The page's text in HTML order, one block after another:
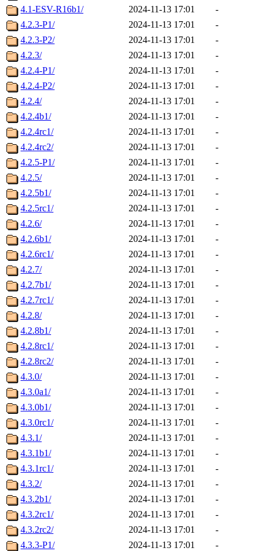
4.1-ESV-R16b1/
2024-11-13 17:01
-
4.2.3-P1/
2024-11-13 17:01
-
4.2.3-P2/
2024-11-13 17:01
-
4.2.3/
2024-11-13 17:01
-
4.2.4-P1/
2024-11-13 17:01
-
4.2.4-P2/
2024-11-13 17:01
-
4.2.4/
2024-11-13 17:01
-
4.2.4b1/
2024-11-13 17:01
-
4.2.4rc1/
2024-11-13 17:01
-
4.2.4rc2/
2024-11-13 17:01
-
4.2.5-P1/
2024-11-13 17:01
-
4.2.5/
2024-11-13 17:01
-
4.2.5b1/
2024-11-13 17:01
-
4.2.5rc1/
2024-11-13 17:01
-
4.2.6/
2024-11-13 17:01
-
4.2.6b1/
2024-11-13 17:01
-
4.2.6rc1/
2024-11-13 17:01
-
4.2.7/
2024-11-13 17:01
-
4.2.7b1/
2024-11-13 17:01
-
4.2.7rc1/
2024-11-13 17:01
-
4.2.8/
2024-11-13 17:01
-
4.2.8b1/
2024-11-13 17:01
-
4.2.8rc1/
2024-11-13 17:01
-
4.2.8rc2/
2024-11-13 17:01
-
4.3.0/
2024-11-13 17:01
-
4.3.0a1/
2024-11-13 17:01
-
4.3.0b1/
2024-11-13 17:01
-
4.3.0rc1/
2024-11-13 17:01
-
4.3.1/
2024-11-13 17:01
-
4.3.1b1/
2024-11-13 17:01
-
4.3.1rc1/
2024-11-13 17:01
-
4.3.2/
2024-11-13 17:01
-
4.3.2b1/
2024-11-13 17:01
-
4.3.2rc1/
2024-11-13 17:01
-
4.3.2rc2/
2024-11-13 17:01
-
4.3.3-P1/
2024-11-13 17:01
-